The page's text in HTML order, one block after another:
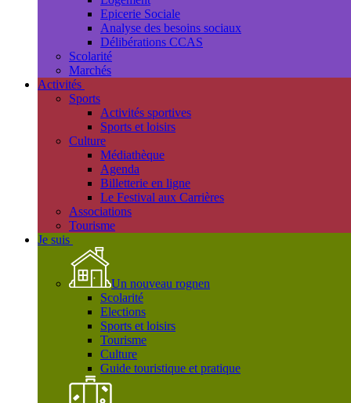
Epicerie Sociale
Analyse des besoins sociaux
Délibérations CCAS
Scolarité
Marchés
Activités
Sports
Activités sportives
Sports et loisirs
Culture
Médiathèque
Agenda
Billetterie en ligne
Le Festival aux Carrières
Associations
Tourisme
Je suis
Un nouveau rognen
Scolarité
Elections
Sports et loisirs
Tourisme
Culture
Guide touristique et pratique